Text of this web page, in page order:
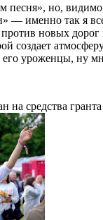
песня», но,
именно так я
новых дорог
создает
уроженцы, ну
средства